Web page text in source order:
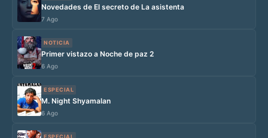
Novedades de El secreto de La asistenta
7 Ago
NOTICIA
Primer vistazo a Noche de paz 2
6 Ago
ESPECIAL
M. Night Shyamalan
6 Ago
ESPECIAL